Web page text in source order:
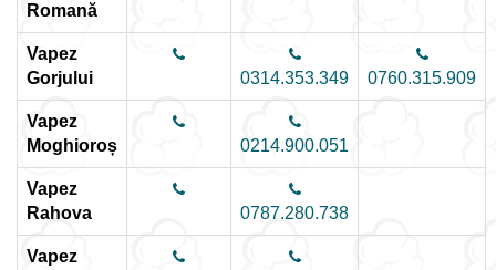
Romană
Vapez
Gorjului
0314.353.349 0760.315.909
Vapez
Moghioroș
0214.900.051
Vapez
Rahova
0787.280.738
Vapez